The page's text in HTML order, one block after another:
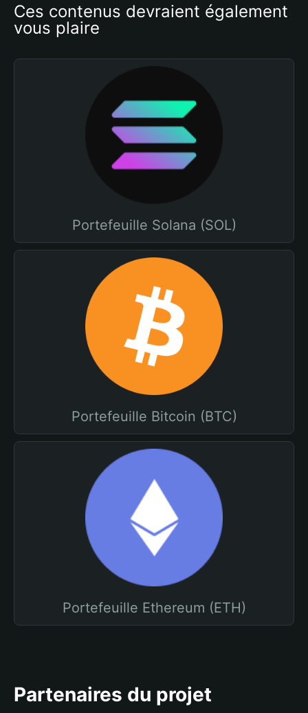
Ces contenus devraient également
vous plaire
Portefeuille Solana (SOL)
Portefeuille Bitcoin (BTC)
Portefeuille Ethereum (ETH)
Partenaires du projet